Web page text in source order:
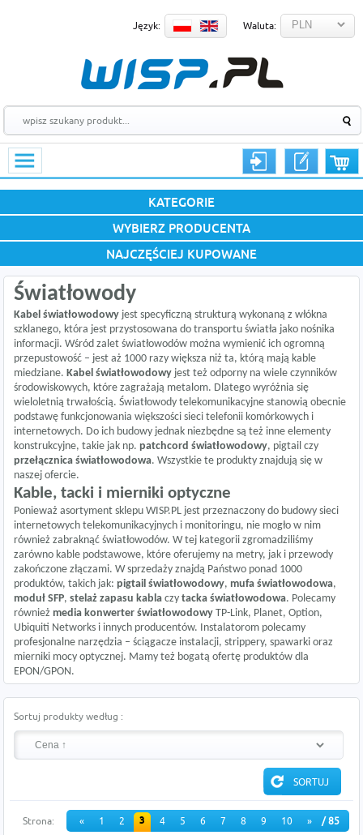
Język: Waluta:
KATEGORIE
WYBIERZ PRODUCENTA
NAJCZĘŚCIEJ KUPOWANE
Światłowody
Kabel światłowodowy jest specyficzną strukturą wykonaną z włókna
szklanego, która jest przystosowana do transportu światła jako nośnika
informacji. Wśród zalet światłowodów można wymienić ich ogromną
przepustowość – jest aż 1000 razy większa niż ta, którą mają kable
miedziane.Kabel światłowodowy jest też odporny na wiele czynników
środowiskowych, które zagrażają metalom. Dlatego wyróżnia się
wieloletnią trwałością. Światłowody telekomunikacyjne stanowią obecnie
podstawę funkcjonowania większości sieci telefonii komórkowych i
internetowych. Do ich budowy jednak niezbędne są też inne elementy
konstrukcyjne, takie jak np.patchcord światłowodowy, pigtail czy
przełącznica światłowodowa. Wszystkie te produkty znajdują się w
naszej ofercie.
Kable, tacki i mierniki optyczne
Ponieważ asortyment sklepu WISP.PL jest przeznaczony do budowy sieci
internetowych telekomunikacyjnych i monitoringu, nie mogło w nim
również zabraknąć światłowodów. W tej kategorii zgromadziliśmy
zarówno kable podstawowe, które oferujemy na metry, jak i przewody
zakończone złączami. W sprzedaży znajdą Państwo ponad 1000
produktów, takich jak:pigtail światłowodowy, mufa światłowodowa,
moduł SFP,stelaż zapasu kabla czytacka światłowodowa. Polecamy
również media konwerter światłowodowy TP-Link, Planet, Option,
Ubiquiti Networks i innych producentów. Instalatorom polecamy
profesjonalne narzędzia – ściągacze instalacji, strippery, spawarki oraz
mierniki mocy optycznej. Mamy też bogatą ofertę produktów dla
EPON/GPON.
Sortuj produkty według :
Strona: « 1 2 3 4 5 6 7 8 9 10 » / 85